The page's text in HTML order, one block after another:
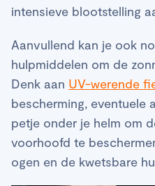
intensieve blootstelling
Aanvullend kan je ook
hulpmiddelen om de
Denk aan UV-werende
bescherming, eventuele
petje onder je helm om
voorhoofd te
ogen en de kwetsbare